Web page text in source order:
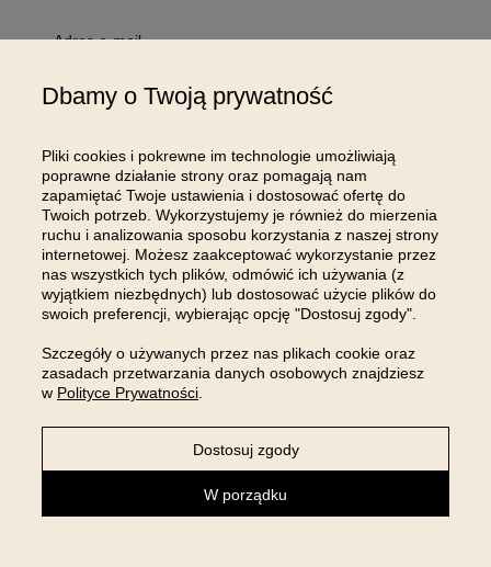
ZAPISUJĘ SIĘ
Klikając “ZAPISUJĘ SIĘ” wyrażam chęć zapisu do newslettera, w celu
otrzymywania informacji marketingowych. Wiem, że zgodę w każdej chwili mogę
odwołać. Administratorem Twoich danych osobowych jest
(adres siedziby i adres do korespondencji: ul. Buforowa 125/H-10a, 52-131 Iwiny),
wpisaną do rejestru przedsiębiorców Krajowego Rejestru Sądowego pod numerem
KRS: 0001129505; sąd rejestrowy, w którym przechowywana jest dokumentacja
spółki: Sąd Rejonowy dla Wrocławia Fabrycznej we Wrocławiu, IX Wydział
Gospodarczy Krajowego Rejestru Sądowego; kapitał zakładowy w wysokości: 100
000,00 zł; NIP: 8961645498, REGON: 540125396, BDO: 000654482 oraz adres
poczty elektronicznej: sklep@room99.pl. Zapoznaj się z naszym
regulaminem
polityką prywatności
OBSŁUGA KLIENTA
Dbamy o Twoją prywatność
Pliki cookies i pokrewne im technologie umożliwiają
poprawne działanie strony oraz pomagają nam
zapamiętać Twoje ustawienia i dostosować ofertę do
Twoich potrzeb. Wykorzystujemy je również do mierzenia
ruchu i analizowania sposobu korzystania z naszej strony
internetowej. Możesz zaakceptować wykorzystanie przez
nas wszystkich tych plików, odmówić ich używania (z
wyjątkiem niezbędnych) lub dostosować użycie plików do
swoich preferencji, wybierając opcję "Dostosuj zgody".
Szczegóły o używanych przez nas plikach cookie oraz
zasadach przetwarzania danych osobowych znajdziesz
w Polityce Prywatności
W porządku
Dostosuj zgody